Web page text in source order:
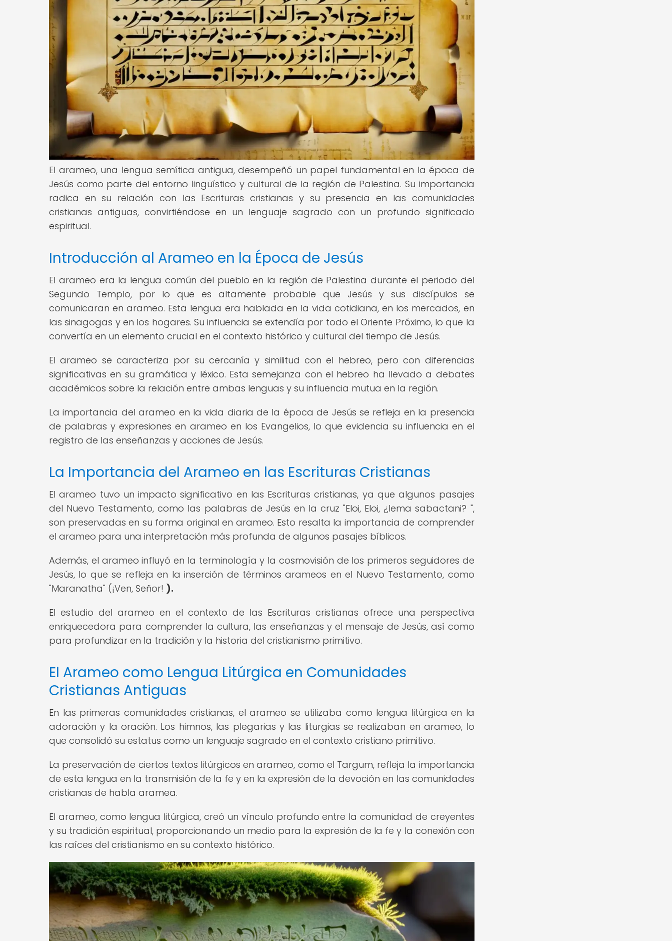
El arameo, una lengua semítica antigua, desempeñó un papel fundamental en la época de
Jesús como parte del entorno lingüístico y cultural de la región de Palestina. Su importancia
radica en su relación con las Escrituras cristianas y su presencia en las comunidades
cristianas antiguas, convirtiéndose en un lenguaje sagrado con un profundo significado
espiritual.
Introducción al Arameo en la Época de Jesús
El arameo era la lengua común del pueblo en la región de Palestina durante el periodo del
Segundo Templo, por lo que es altamente probable que Jesús y sus discípulos se
comunicaran en arameo. Esta lengua era hablada en la vida cotidiana, en los mercados, en
las sinagogas y en los hogares. Su influencia se extendía por todo el Oriente Próximo, lo que la
convertía en un elemento crucial en el contexto histórico y cultural del tiempo de Jesús.
El arameo se caracteriza por su cercanía y similitud con el hebreo, pero con diferencias
significativas en su gramática y léxico. Esta semejanza con el hebreo ha llevado a debates
académicos sobre la relación entre ambas lenguas y su influencia mutua en la región.
La importancia del arameo en la vida diaria de la época de Jesús se refleja en la presencia
de palabras y expresiones en arameo en los Evangelios, lo que evidencia su influencia en el
registro de las enseñanzas y acciones de Jesús.
La Importancia del Arameo en las Escrituras Cristianas
El arameo tuvo un impacto significativo en las Escrituras cristianas, ya que algunos pasajes
del Nuevo Testamento, como las palabras de Jesús en la cruz "Eloi, Eloi, ¿lema sabactani? ",
son preservadas en su forma original en arameo. Esto resalta la importancia de comprender
el arameo para una interpretación más profunda de algunos pasajes bíblicos.
Además, el arameo influyó en la terminología y la cosmovisión de los primeros seguidores de
Jesús, lo que se refleja en la inserción de términos arameos en el Nuevo Testamento, como
"Maranatha" (¡Ven, Señor! ).
El estudio del arameo en el contexto de las Escrituras cristianas ofrece una perspectiva
enriquecedora para comprender la cultura, las enseñanzas y el mensaje de Jesús, así como
para profundizar en la tradición y la historia del cristianismo primitivo.
El Arameo como Lengua Litúrgica en Comunidades
Cristianas Antiguas
En las primeras comunidades cristianas, el arameo se utilizaba como lengua litúrgica en la
adoración y la oración. Los himnos, las plegarias y las liturgias se realizaban en arameo, lo
que consolidó su estatus como un lenguaje sagrado en el contexto cristiano primitivo.
La preservación de ciertos textos litúrgicos en arameo, como el Targum, refleja la importancia
de esta lengua en la transmisión de la fe y en la expresión de la devoción en las comunidades
cristianas de habla aramea.
El arameo, como lengua litúrgica, creó un vínculo profundo entre la comunidad de creyentes
y su tradición espiritual, proporcionando un medio para la expresión de la fe y la conexión con
las raíces del cristianismo en su contexto histórico.